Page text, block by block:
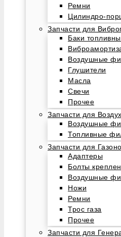
Ремни
Цилиндро-
Запчасти для
Баки
Воздушные
Глушители
Масла
Свечи
Прочее
Запчасти для
Воздушные
Топливные
Запчасти для
Адаптеры
Болты
Воздушные
Ножи
Ремни
Трос газа
Прочее
Запчасти для